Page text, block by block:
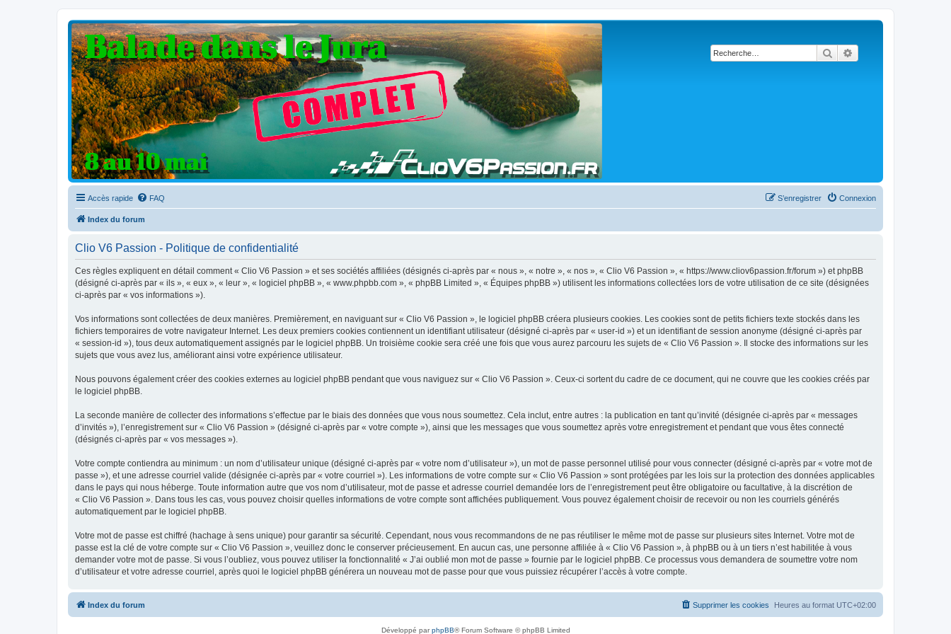
Rechercher
Clio V6 Passion
Le site français des passionnés de Clio V6
Accès rapide FAQ Connexion
S’enregistrer
Index du forum
Clio V6 Passion - Politique de confidentialité
Ces règles expliquent en détail comment « Clio V6 Passion » et ses sociétés affiliées (désignés ci-après par « nous », « notre », « nos », « Clio V6 Passion », « https://www.cliov6passion.fr/forum ») et phpBB
(désigné ci-après par « ils », « eux », « leur », « logiciel phpBB », « www.phpbb.com », « phpBB Limited », « Équipes phpBB ») utilisent les informations collectées lors de votre utilisation de ce site (désignées
ci-après par « vos informations »).
Vos informations sont collectées de deux manières. Premièrement, en naviguant sur « Clio V6 Passion », le logiciel phpBB créera plusieurs cookies. Les cookies sont de petits fichiers texte stockés dans les
fichiers temporaires de votre navigateur Internet. Les deux premiers cookies contiennent un identifiant utilisateur (désigné ci-après par « user-id ») et un identifiant de session anonyme (désigné ci-après par
« session-id »), tous deux automatiquement assignés par le logiciel phpBB. Un troisième cookie sera créé une fois que vous aurez parcouru les sujets de « Clio V6 Passion ». Il stocke des informations sur les
sujets que vous avez lus, améliorant ainsi votre expérience utilisateur.
Nous pouvons également créer des cookies externes au logiciel phpBB pendant que vous naviguez sur « Clio V6 Passion ». Ceux-ci sortent du cadre de ce document, qui ne couvre que les cookies créés par
le logiciel phpBB.
La seconde manière de collecter des informations s’effectue par le biais des données que vous nous soumettez. Cela inclut, entre autres : la publication en tant qu’invité (désignée ci-après par « messages
d’invités »), l’enregistrement sur « Clio V6 Passion » (désigné ci-après par « votre compte »), ainsi que les messages que vous soumettez après votre enregistrement et pendant que vous êtes connecté
(désignés ci-après par « vos messages »).
Votre compte contiendra au minimum : un nom d’utilisateur unique (désigné ci-après par « votre nom d’utilisateur »), un mot de passe personnel utilisé pour vous connecter (désigné ci-après par « votre mot de
passe »), et une adresse courriel valide (désignée ci-après par « votre courriel »). Les informations de votre compte sur « Clio V6 Passion » sont protégées par les lois sur la protection des données applicables
dans le pays qui nous héberge. Toute information autre que vos nom d’utilisateur, mot de passe et adresse courriel demandée lors de l’enregistrement peut être obligatoire ou facultative, à la discrétion de
« Clio V6 Passion ». Dans tous les cas, vous pouvez choisir quelles informations de votre compte sont affichées publiquement. Vous pouvez également choisir de recevoir ou non les courriels générés
automatiquement par le logiciel phpBB.
Votre mot de passe est chiffré (hachage à sens unique) pour garantir sa sécurité. Cependant, nous vous recommandons de ne pas réutiliser le même mot de passe sur plusieurs sites Internet. Votre mot de
passe est la clé de votre compte sur « Clio V6 Passion », veuillez donc le conserver précieusement. En aucun cas, une personne affiliée à « Clio V6 Passion », à phpBB ou à un tiers n’est habilitée à vous
demander votre mot de passe. Si vous l’oubliez, vous pouvez utiliser la fonctionnalité « J’ai oublié mon mot de passe » fournie par le logiciel phpBB. Ce processus vous demandera de soumettre votre nom
d’utilisateur et votre adresse courriel, après quoi le logiciel phpBB générera un nouveau mot de passe pour que vous puissiez récupérer l’accès à votre compte.
Index du forum Heures au format UTC+02:00
Supprimer les cookies
Développé parphpBB® Forum Software © phpBB Limited